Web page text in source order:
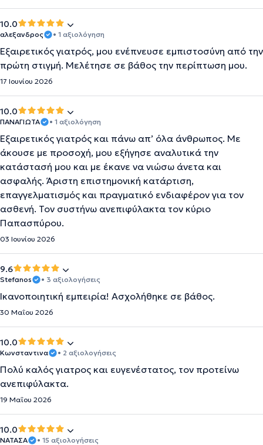
10.0
αλεξανδρος • 1 αξιολόγηση
Εξαιρετικός γιατρός, μου ενέπνευσε εμπιστοσύνη από την
πρώτη στιγμή. Μελέτησε σε βάθος την περίπτωση μου.
17 Ιουνίου 2026
10.0
ΠΑΝΑΓΙΩΤΑ • 1 αξιολόγηση
Εξαιρετικός γιατρός και πάνω απ’ όλα άνθρωπος. Με
άκουσε με προσοχή, μου εξήγησε αναλυτικά την
κατάστασή μου και με έκανε να νιώσω άνετα και
ασφαλής. Άριστη επιστημονική κατάρτιση,
επαγγελματισμός και πραγματικό ενδιαφέρον για τον
ασθενή. Τον συστήνω ανεπιφύλακτα τον κύριο
Παπασπύρου.
03 Ιουνίου 2026
9.6
Stefanos • 3 αξιολογήσεις
Ικανοποιητική εμπειρία! Ασχολήθηκε σε βάθος.
30 Μαΐου 2026
10.0
Κωνσταντινα • 2 αξιολογήσεις
Πολύ καλός γιατρος και ευγενέστατος, τον προτείνω
ανεπιφύλακτα.
19 Μαΐου 2026
10.0
ΝΑΤΑΣΑ • 15 αξιολογήσεις